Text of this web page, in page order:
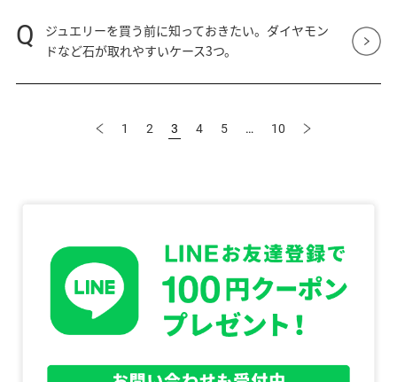
Q
ジュエリーを買う前に知っておきたい。ダイヤモン
ドなど石が取れやすいケース3つ。
1 2 3 4 5 … 10